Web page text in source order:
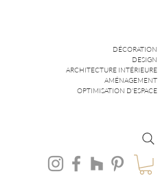
DÉCORATION
DESIGN
ARCHITECTURE INTÉRIEURE
AMÉNAGEMENT
OPTIMISATION D'ESPACE